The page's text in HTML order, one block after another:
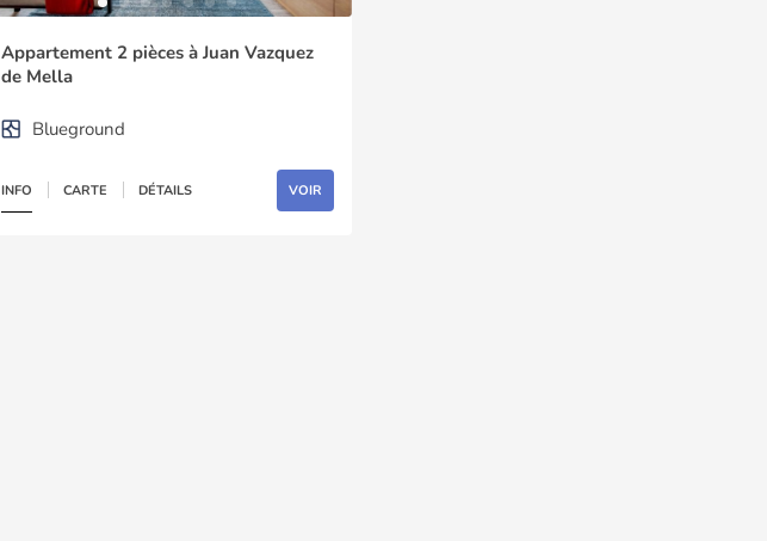
Appartement 2 pièces à Juan Vazquez
de Mella
Blueground
INFO CARTE DÉTAILS VOIR